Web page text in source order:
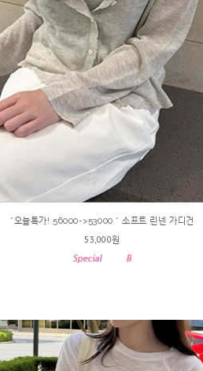
*오늘특가! 56000->53000 * 소프트 린넨 가디건
53,000원